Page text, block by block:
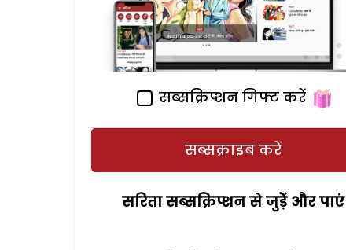
सब्सक्रिप्शन गिफ्ट करें
सब्सक्राइब करें
सरिता सब्सक्रिप्शन से जुड़ेें और पाएं